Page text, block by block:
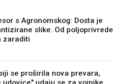
s Agronomskog: Dosta je
slike. Od poljoprivrede
zaraditi
se proširila nova prevara,